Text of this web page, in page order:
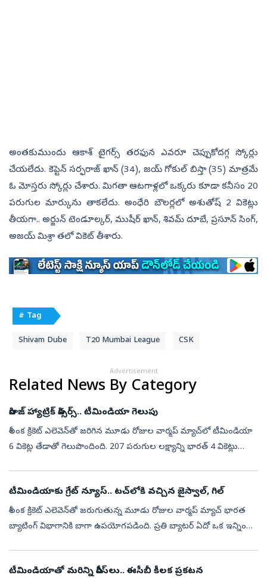
అంతకుముందు ఆకాశ్‌ టైగర్స్‌ తరఫున ఎవరూ చెప్పుకోదగ్గ స్కోర్లు
చేయలేదు. కెప్టెన్‌ సర్ఫరాజ్‌ ఖాన్‌ (34), జయ్‌ గోకుల్‌ బిస్తా (35) మాత్రమే
ఓ మోస్తరు స్కోర్లు చేశారు. మిగతా ఆటగాళ్లలో ఒక్కరు కూడా కనీసం 20
పరుగుల మార్కును తాకలేదు. అంధేరి బౌలర్లలో అశుతోష్‌ 2 వికెట్లు
తీయగా.. అర్జున్‌ టెండూల్కర్‌, ముషీర్‌ ఖాన్‌, శివమ్‌ దూబే, ప్రసూన్‌ సింగ్‌,
అజయ్‌ మిశ్రా తలో వికెట్‌ తీశారు.
# Tag
Shivam Dube T20 Mumbai League CSK
Advertisement
Related News By Category
సిరాజ్‌ హ్యాట్రిక్‌ సిక్సర్స్‌.. టీమిండియా గెలుపు
శ్రీలంక క్రికెట్‌ ఎలెవెన్‌తో జరిగిన మూడు రోజుల వార్మప్‌ మ్యాచ్‌లో టీమిండియా
6 వికెట్ల తేడాతో గెలుపొందింది. 207 పరుగుల లక్ష్యాన్ని భారత్‌ 4 వికెట్లు
టీమిండియాకు గ్రేట్‌ న్యూస్‌.. టచ్‌లోకి వచ్చిన జైస్వాల్‌, గిల్‌
శ్రీలంక క్రికెట్‌ ఎలెవెన్‌తో జరుగుతున్న మూడు రోజుల వార్మప్‌ మ్యాచ్‌ భారత
బ్యాటింగ్‌ విభాగానికి బాగా ఉపయోగపడింది. ప్రతి బ్యాటర్‌ ఏదో ఒక ఇన్నింగ్స్‌​
టీమిండియాతో మరిన్ని సిరీస్‌లు.. ఈసీబీ కీలక ప్రకటన